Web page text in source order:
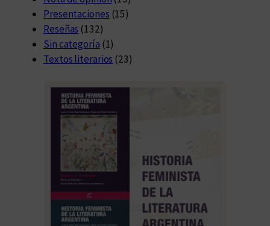
Presentaciones (15)
Reseñas (132)
Sin categoría (1)
Textos literarios (23)